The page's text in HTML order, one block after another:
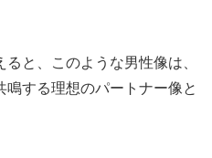
と、このような男性像は、
する理想のパートナー像と